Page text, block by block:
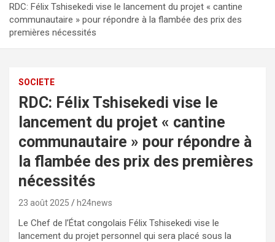
RDC: Félix Tshisekedi vise le lancement du projet « cantine
communautaire » pour répondre à la flambée des prix des
premières nécessités
SOCIETE
RDC: Félix Tshisekedi vise le
lancement du projet « cantine
communautaire » pour répondre à
la flambée des prix des premières
nécessités
23 août 2025 h24news
Le Chef de l’État congolais Félix Tshisekedi vise le
lancement du projet personnel qui sera placé sous la